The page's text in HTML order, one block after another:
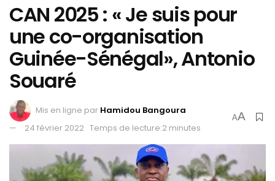
CAN 2025 : « Je suis pour
une co-organisation
Guinée-Sénégal», Antonio
Souaré
Mis en ligne par Hamidou Bangoura
24 février 2022 Temps de lecture:2 minutes
AA